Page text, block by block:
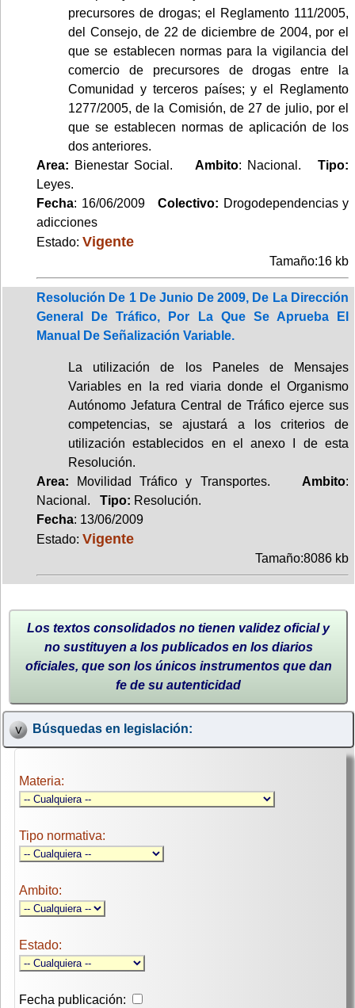
precursores de drogas; el Reglamento 111/2005,
del Consejo, de 22 de diciembre de 2004, por el
que se establecen normas para la vigilancia del
comercio de precursores de drogas entre la
Comunidad y terceros países; y el Reglamento
1277/2005, de la Comisión, de 27 de julio, por el
que se establecen normas de aplicación de los
dos anteriores.
Area: Bienestar Social. Ambito: Nacional. Tipo:
Leyes.
Fecha: 16/06/2009Colectivo: Drogodependencias y
adicciones
Estado: Vigente
Tamaño:16 kb
Resolución De 1 De Junio De 2009, De La Dirección
General De Tráfico, Por La Que Se Aprueba El
Manual De Señalización Variable.
La utilización de los Paneles de Mensajes
Variables en la red viaria donde el Organismo
Autónomo Jefatura Central de Tráfico ejerce sus
competencias, se ajustará a los criterios de
utilización establecidos en el anexo I de esta
Resolución.
Area: Movilidad Tráfico y Transportes. Ambito:
Nacional. Tipo: Resolución.
Fecha: 13/06/2009
Estado: Vigente
Tamaño:8086 kb
Los textos consolidados no tienen validez oficial y
no sustituyen a los publicados en los diarios
oficiales, que son los únicos instrumentos que dan
fe de su autenticidad
Búsquedas en legislación:
Materia:
Tipo normativa:
Ambito:
Estado:
Fecha publicación: